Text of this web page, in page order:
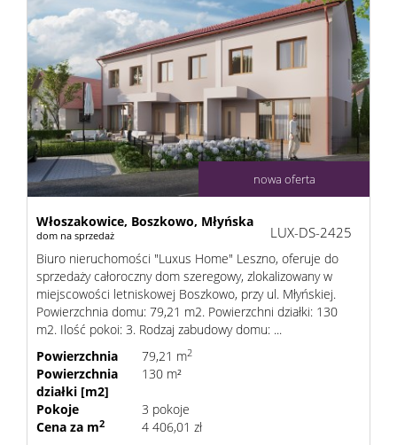
nowa oferta
Włoszakowice, Boszkowo, Młyńska
dom na sprzedaż LUX-DS-2425
Biuro nieruchomości "Luxus Home" Leszno, oferuje do
sprzedaży całoroczny dom szeregowy, zlokalizowany w
miejscowości letniskowej Boszkowo, przy ul. Młyńskiej.
Powierzchnia domu: 79,21 m2. Powierzchni działki: 130
m2. Ilość pokoi: 3. Rodzaj zabudowy domu: ...
Powierzchnia
79,21 m2
Powierzchnia
działki [m2]
130 m²
Pokoje
3 pokoje
Cena za m2 4 406,01 zł